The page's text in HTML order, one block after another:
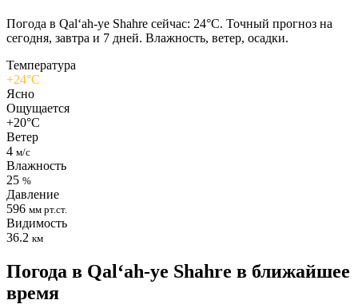
Погода в Qal‘ah-ye Shahrе сейчас: 24°C. Точный прогноз на
сегодня, завтра и 7 дней. Влажность, ветер, осадки.
Температура
+24°C
Ясно
Ощущается
+20°C
Ветер
4 м/с
Влажность
25 %
Давление
596 мм рт.ст.
Видимость
36.2 км
Погода в Qal‘ah-ye Shahrе в ближайшее
время